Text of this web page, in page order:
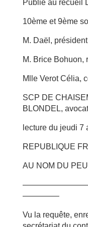
Publié au recueil
10ème et 9ème
M. Daël, président
M. Brice Bohuon,
Mlle Verot Célia,
SCP DE
BLONDEL,
lecture du jeudi 7
REPUBLIQUE
AU NOM DU
————–
Vu la requête,